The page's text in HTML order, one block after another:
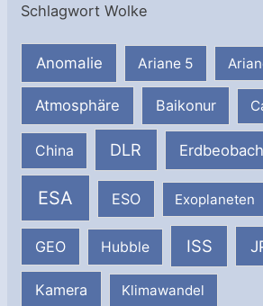
Schlagwort Wolke
Anomalie Ariane 5
Atmosphäre Baikonur
China DLR
ESA ESO Exoplaneten
GEO Hubble ISS
Kamera Klimawandel